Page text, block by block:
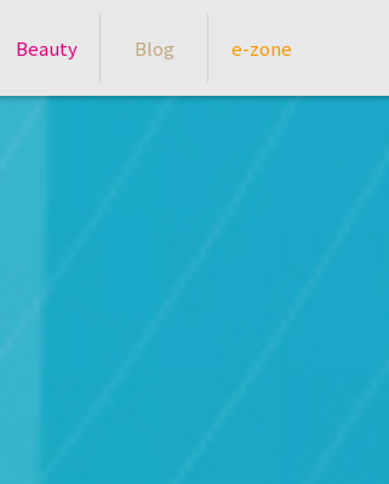
Beauty Blog e-zone